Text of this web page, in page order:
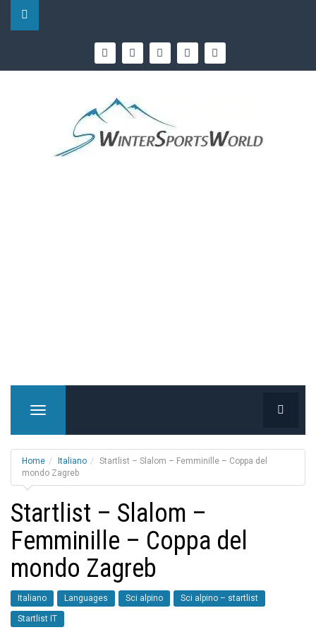
T
g
l
e
n
a
v
i
g
t
i
o
Home Italiano
Startlist – Slalom – Femminille – Coppa del
mondo Zagreb
Startlist – Slalom –
Femminille – Coppa del
mondo Zagreb
Italiano Languages Sci alpino Sci alpino – startlist
Startlist IT